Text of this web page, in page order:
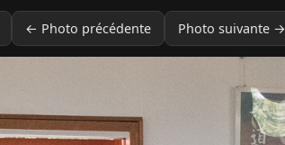
← Photo précédente Photo suivante →